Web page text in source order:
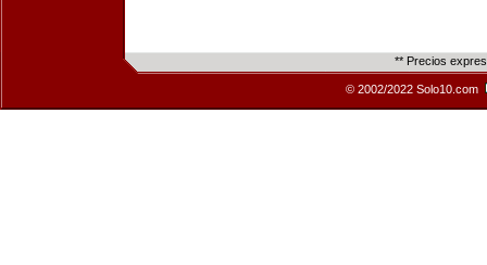
** Precios
© 2002/2022 Solo10.com